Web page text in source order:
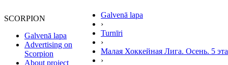
SCORPION
Galvenā lapa
Advertising on
Scorpion
About project
Galvenā lapa
›
Turnīri
›
Малая Хоккейная Лига. Осень. 5
›